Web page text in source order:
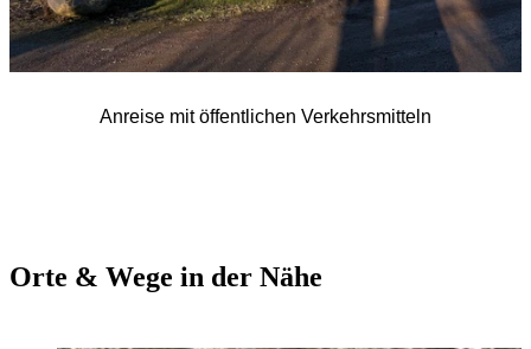
Anreise mit öffentlichen Verkehrsmitteln
Orte & Wege in der Nähe